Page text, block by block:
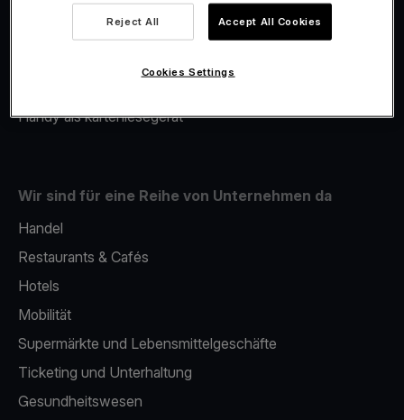
Merchant Advance
Handy als kartenlesegerät
Wir sind für eine Reihe von Unternehmen da
Handel
Restaurants & Cafés
Hotels
Mobilität
Supermärkte und Lebensmittelgeschäfte
Ticketing und Unterhaltung
Gesundheitswesen
Reject All Accept All Cookies
Cookies Settings